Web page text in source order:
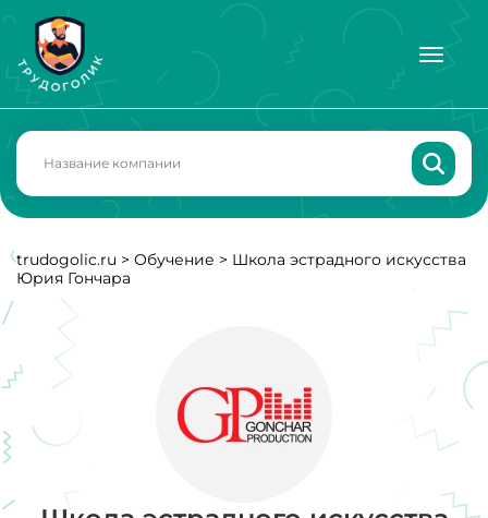
trudogolic.ru > Обучение > Школа эстрадного искусства
Юрия Гончара